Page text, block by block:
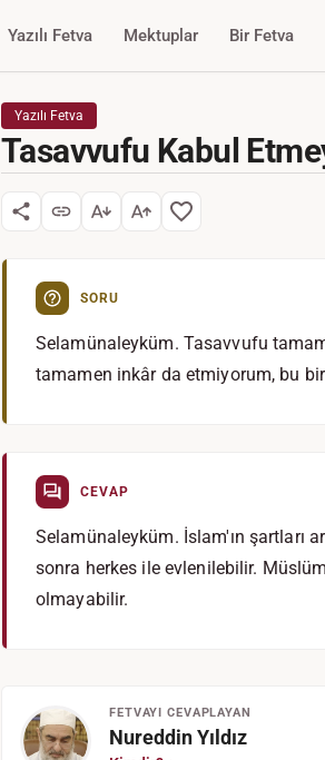
Yazılı Fetva Mektuplar Bir Fetva
Yazılı Fetva
Tasavvufu Kabul
SORU
Selamünaleyküm. Tasavvufu
tamamen inkâr da etmiyorum, bu
CEVAP
Selamünaleyküm. İslam'ın şartları
sonra herkes ile evlenilebilir.
olmayabilir.
FETVAYI CEVAPLAYAN
Nureddin Yıldız